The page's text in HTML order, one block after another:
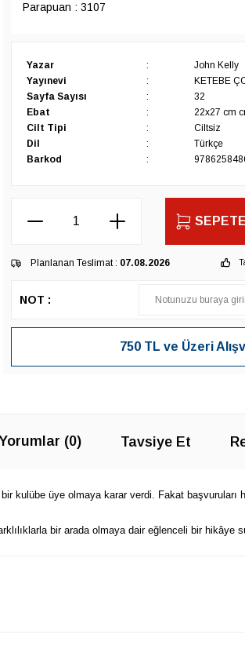
Parapuan : 3107
Yazar :
John Kelly
Yayınevi
:
KETEBE
Sayfa Sayısı
:
32
Ebat
:
22x27 cm
Cilt Tipi
:
Ciltsiz
Dil
:
Türkçe
Barkod
:
Planlanan Teslimat : 07.08.2026
NOT :
750 TL ve Üzeri
(0) Tavsiye Et
kulübe üye olmaya karar verdi. Fakat başvuruları
bir arada olmaya dair eğlenceli bir hikâye